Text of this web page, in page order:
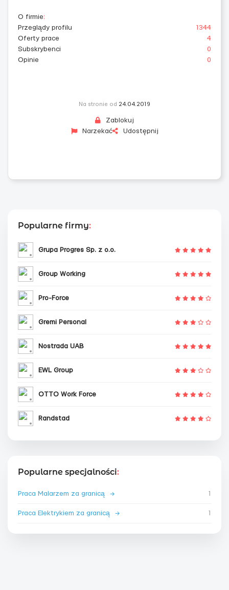
O firmie:
Przeglądy profilu
1344
Oferty prace
4
Subskrybenci
0
Opinie
0
Na stronie od 24.04.2019
Zablokuj
Narzekać
Udostępnij
Popularne firmy:
Grupa Progres Sp. z o.o.
Group Working
Pro-Force
Gremi Personal
Nostrada UAB
EWL Group
OTTO Work Force
Randstad
Popularne specjalności:
Praca Malarzem za granicą → 1
Praca Elektrykiem za granicą → 1